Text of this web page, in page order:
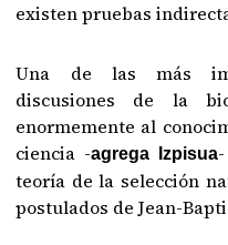
existen pruebas
Una de las más
discusiones de la
enormemente al
ciencia -agrega Izpisua
teoría de la selección
postulados de Jean-